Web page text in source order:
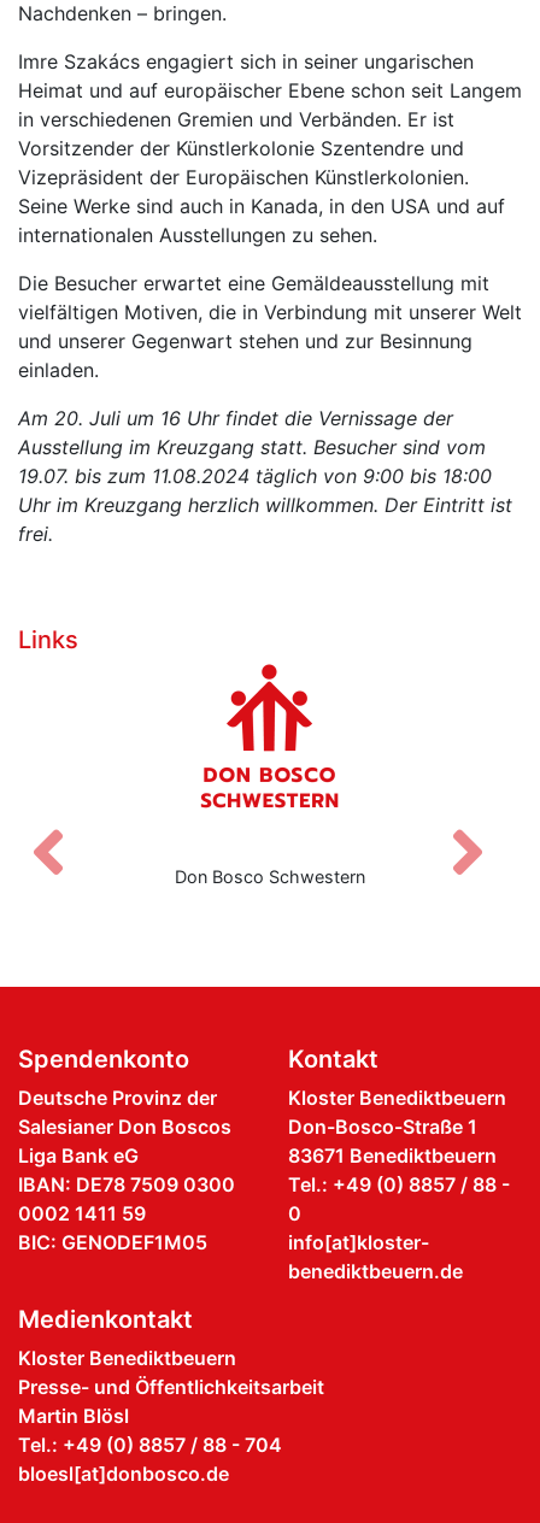
Nachdenken – bringen.
Imre Szakács engagiert sich in seiner ungarischen
Heimat und auf europäischer Ebene schon seit Langem
in verschiedenen Gremien und Verbänden. Er ist
Vorsitzender der Künstlerkolonie Szentendre und
Vizepräsident der Europäischen Künstlerkolonien.
Seine Werke sind auch in Kanada, in den USA und auf
internationalen Ausstellungen zu sehen.
Die Besucher erwartet eine Gemäldeausstellung mit
vielfältigen Motiven, die in Verbindung mit unserer Welt
und unserer Gegenwart stehen und zur Besinnung
einladen.
Am 20. Juli um 16 Uhr findet die Vernissage der
Ausstellung im Kreuzgang statt. Besucher sind vom
19.07. bis zum 11.08.2024 täglich von 9:00 bis 18:00
Uhr im Kreuzgang herzlich willkommen. Der Eintritt ist
frei.
Links
Don Bosco Schwestern
Zurück
Spendenkonto
Deutsche Provinz der
Salesianer Don Boscos
Liga Bank eG
IBAN: DE78 7509 0300
0002 1411 59
BIC: GENODEF1M05
Kontakt
Kloster Benediktbeuern
Don-Bosco-Straße 1
83671 Benediktbeuern
Tel.: +49 (0) 8857 / 88 -
0
info[at]kloster-
benediktbeuern.de
Medienkontakt
Kloster Benediktbeuern
Presse- und Öffentlichkeitsarbeit
Martin Blösl
Tel.: +49 (0) 8857 / 88 - 704
bloesl[at]donbosco.de